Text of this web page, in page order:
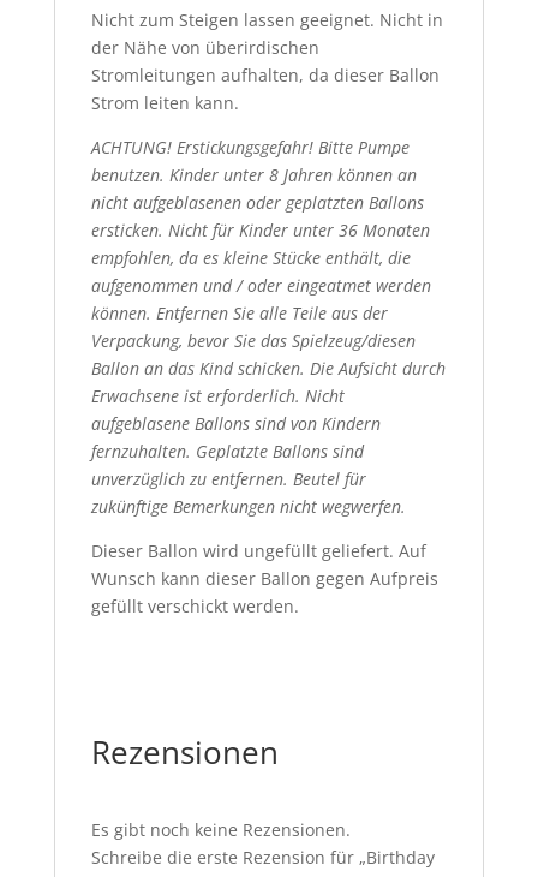
Nicht zum Steigen lassen geeignet. Nicht in
der Nähe von überirdischen
Stromleitungen aufhalten, da dieser Ballon
Strom leiten kann.
ACHTUNG! Erstickungsgefahr! Bitte Pumpe
benutzen. Kinder unter 8 Jahren können an
nicht aufgeblasenen oder geplatzten Ballons
ersticken. Nicht für Kinder unter 36 Monaten
empfohlen, da es kleine Stücke enthält, die
aufgenommen und / oder eingeatmet werden
können. Entfernen Sie alle Teile aus der
Verpackung, bevor Sie das Spielzeug/diesen
Ballon an das Kind schicken. Die Aufsicht durch
Erwachsene ist erforderlich. Nicht
aufgeblasene Ballons sind von Kindern
fernzuhalten. Geplatzte Ballons sind
unverzüglich zu entfernen. Beutel für
zukünftige Bemerkungen nicht wegwerfen.
Dieser Ballon wird ungefüllt geliefert. Auf
Wunsch kann dieser Ballon gegen Aufpreis
gefüllt verschickt werden.
Rezensionen
Es gibt noch keine Rezensionen.
Schreibe die erste Rezension für „Birthday